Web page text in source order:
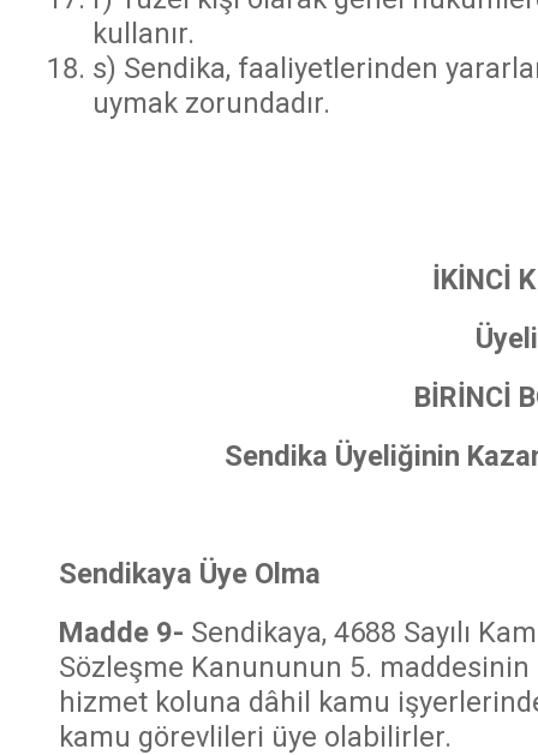
kullanır.
s) Sendika, faaliyetlerinden
uymak zorundadır.
İKİNCİ
BİRİNCİ
Sendika Üyeliğinin
Sendikaya Üye Olma
Madde 9- Sendikaya, 4688 Sayılı
Sözleşme Kanununun 5. maddesinin
hizmet koluna dâhil kamu
kamu görevlileri üye olabilirler.